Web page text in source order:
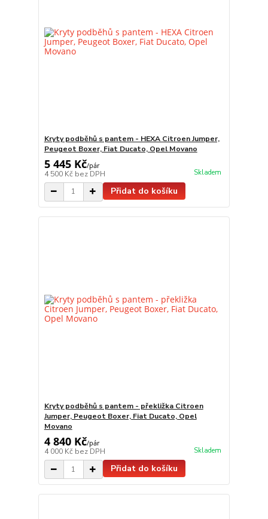
Kryty podběhů s pantem - HEXA Citroen Jumper,
Peugeot Boxer, Fiat Ducato, Opel Movano
5 445 Kč/pár
4 500 Kč bez DPH Skladem
Přidat do košíku
Kryty podběhů s pantem - překližka Citroen
Jumper, Peugeot Boxer, Fiat Ducato, Opel
Movano
4 840 Kč/pár
4 000 Kč bez DPH Skladem
Přidat do košíku